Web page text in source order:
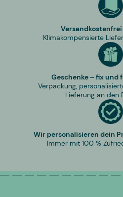
Klimakompensierte
Geschenke – fix und
Verpackung,
Lieferung an den
Wir personalisieren dein
Immer mit 100 %